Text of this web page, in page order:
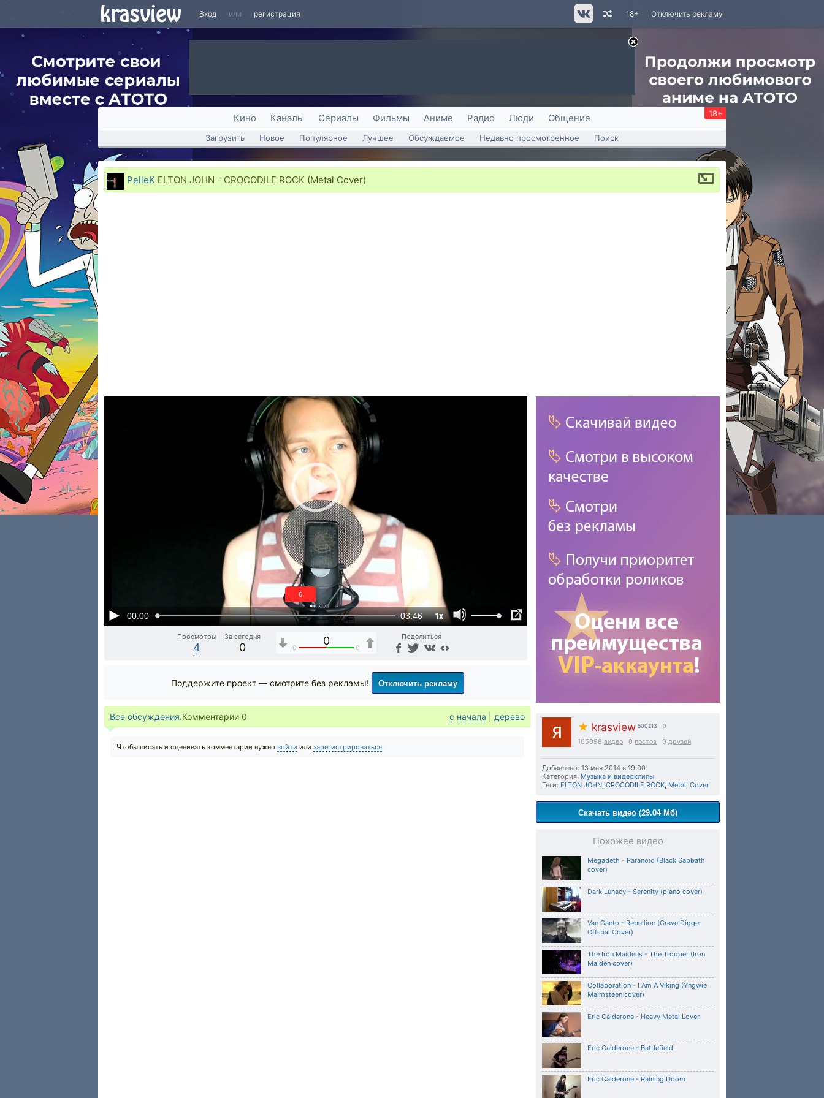
Вход или регистрация Отключить рекламу
18+
Кино Каналы Сериалы Фильмы Аниме Радио Люди Общение 18+
Загрузить Новое Популярное Лучшее Обсуждаемое Недавно просмотренное Поиск
PelleK ELTON JOHN - CROCODILE ROCK (Metal Cover)
00:00 03:46 1x
6
Просмотры
4
За сегодня
0
0
0 0
Поделиться
★ krasview 500213 | 0
105098 видео 0 постов 0 друзей
Добавлено: 13 мая 2014 в 19:00
Категория: Музыка и видеоклипы
Теги: ELTON JOHN, CROCODILE ROCK, Metal, Cover
Скачать видео (29.04 Мб)
Похожее видео
Megadeth - Paranoid (Black Sabbath
cover)
Dark Lunacy - Serenity (piano cover)
Van Canto - Rebellion (Grave Digger
Official Cover)
The Iron Maidens - The Trooper (Iron
Maiden cover)
Collaboration - I Am A Viking (Yngwie
Malmsteen cover)
Eric Calderone - Heavy Metal Lover
Eric Calderone - Battlefield
Eric Calderone - Raining Doom
Поддержите проект — смотрите без рекламы! Отключить рекламу
Все обсуждения.Комментарии 0 с начала дерево
Чтобы писать и оценивать комментарии нужно войти или зарегистрироваться